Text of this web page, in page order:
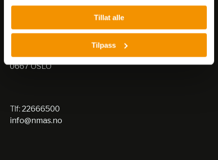
Tillat alle
Tilpass
Besøksadresse:
0667 OSLO
Nils Hansens vei 10
0667 OSLO
Tlf: 22666500
info@nmas.no